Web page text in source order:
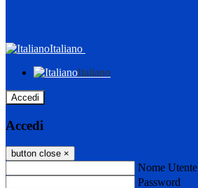
Italiano
Italiano
Accedi
Accedi
button close ×
Nome Utente
Password